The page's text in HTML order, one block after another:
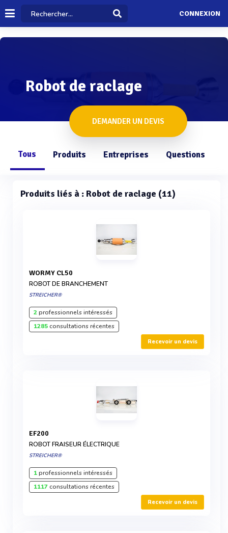
CONNEXION
Robot de raclage
DEMANDER UN DEVIS
Tous Produits Entreprises Questions
Produits liés à : Robot de raclage (11)
WORMY CL50
ROBOT DE BRANCHEMENT
STREICHER®
2professionnels intéressés
1285consultations récentes
Recevoir un devis
EF200
ROBOT FRAISEUR ÉLECTRIQUE
STREICHER®
1professionnels intéressés
1117consultations récentes
Recevoir un devis